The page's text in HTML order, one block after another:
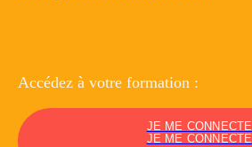
Accédez à votre formation :
JE ME CONNECTE
JE ME CONNECTE